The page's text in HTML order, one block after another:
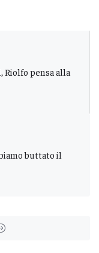
Riolfo pensa alla
buttato il